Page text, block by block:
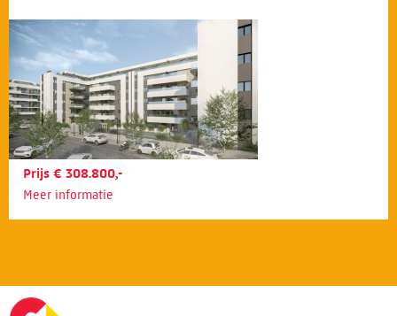
Prijs € 308.800,-
Meer informatie